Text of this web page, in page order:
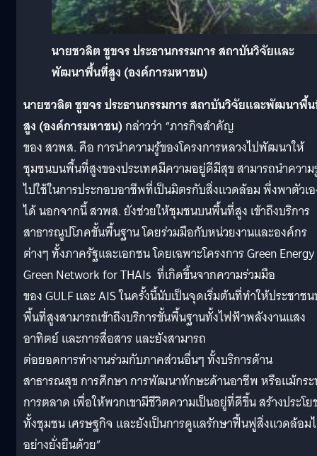
นายชวลิต ชูขจร ประธานกรรมการ สถาบันวิจัยและ
พัฒนาพื้นที่สูง (องค์การมหาชน)
นายชวลิตชูขจรประธานกรรมการสถาบันวิจัยและพัฒนาพื้
สูง (องค์การมหาชน)กล่าวว่า “ภารกิจสำคัญ
ของ สวพส. คือ การนำความรู้ของโครงการหลวงไปพัฒนาให้
ชุมชนบนพื้นที่สูงของประเทศมีความอยู่ดีมีสุข สามารถนำความ
ไปใช้ในการประกอบอาชีพที่เป็นมิตรกับสิ่งแวดล้อม พึ่งพาตัวเ
ได้ นอกจากนี้ สวพส. ยังช่วยให้ชุมชนบนพื้นที่สูง เข้าถึงบริการ
สาธารณูปโภคขั้นพื้นฐาน โดยร่วมมือกับหน่วยงานและองค์กร
ต่างๆ ทั้งภาครัฐและเอกชน โดยเฉพาะโครงการ Green Energy
Green Network for THAIs ที่เกิดขึ้นจากความร่วมมือ
ของ GULF และ AIS ในครั้งนี้นับเป็นจุดเริ่มต้นที่ทำให้ประชาช
พื้นที่สูงสามารถเข้าถึงบริการขั้นพื้นฐานทั้งไฟฟ้าพลังงานแสง
อาทิตย์ และการสื่อสาร และยังสามารถ
ต่อยอดการทำงานร่วมกับภาคส่วนอื่นๆ ทั้งบริการด้าน
สาธารณสุข การศึกษา การพัฒนาทักษะด้านอาชีพ หรือแม้กร
การตลาด เพื่อให้พวกเขามีชีวิตความเป็นอยู่ที่ดีขึ้น สร้างประโ
ทั้งชุมชน เศรษฐกิจ และยังเป็นการดูแลรักษาฟื้นฟูสิ่งแวดล้อม
อย่างยั่งยืนด้วย”